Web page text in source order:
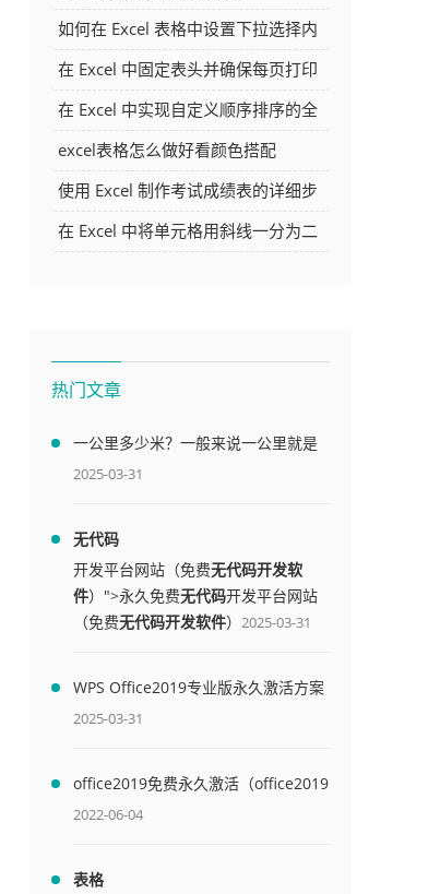
如何在 Excel 表格中设置下拉选择内
容
在 Excel 中固定表头并确保每页打印
时都显示表头的方法详解
在 Excel 中实现自定义顺序排序的全
面指南
excel表格怎么做好看颜色搭配
使用 Excel 制作考试成绩表的详细步
骤及技巧
在 Excel 中将单元格用斜线一分为二
热门文章
一公里多少米？一般来说一公里就是
1000米
2025-03-31
无代码
开发平台网站（免费无代码开发软
件）">永久免费无代码开发平台网站
（免费无代码开发软件） 2025-03-31
WPS Office2019专业版永久激活方案
(附终身授权序列号)
2025-03-31
office2019免费永久激活（office2019
免费永久激活码）
2022-06-04
表格